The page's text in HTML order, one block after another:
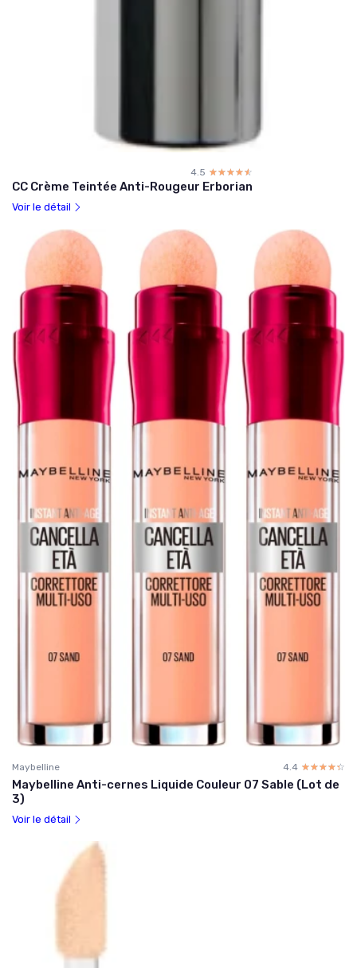
4.5 ☆☆☆☆☆
★★★★★
CC Crème Teintée Anti-Rougeur Erborian
Voir le détail
Maybelline 4.4 ☆☆☆☆☆
★★★★★
Maybelline Anti-cernes Liquide Couleur 07 Sable (Lot de
3)
Voir le détail